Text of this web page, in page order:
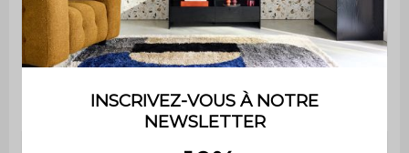
Pivotant Oui